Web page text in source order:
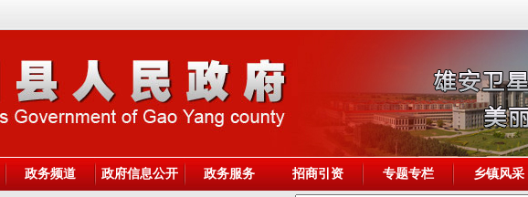
政务频道 政府信息公开 政务服务 招商引资 专题专栏 乡镇风采